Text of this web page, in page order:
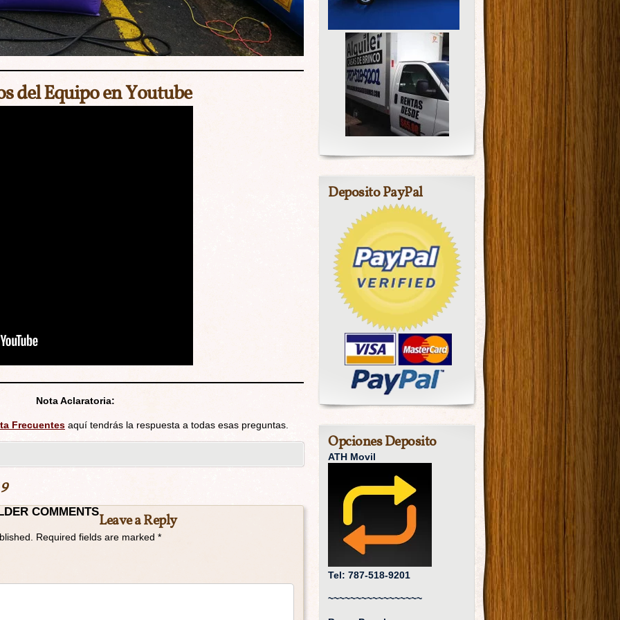
del Equipo en Youtube
Nota Aclaratoria:
Frecuentes aquí tendrás la respuesta a todas esas preguntas.
COMMENTSLeave a Reply
Required fields are marked *
Deposito PayPal
Opciones Deposito
ATH Movil
Tel: 787-518-9201
~~~~~~~~~~~~~~~~~